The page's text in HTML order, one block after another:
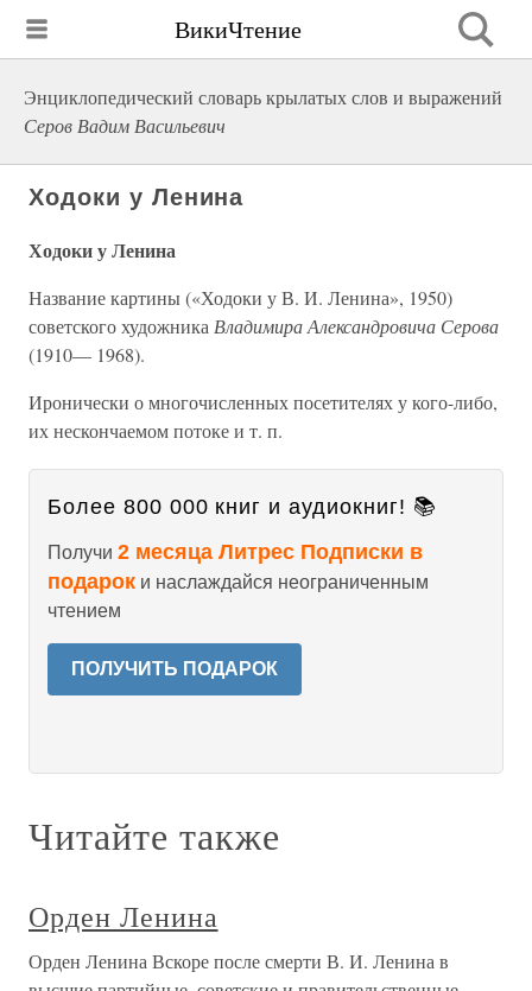
ВикиЧтение
Энциклопедический словарь крылатых слов и выражений
Серов Вадим Васильевич
Ходоки у Ленина
Ходоки у Ленина
Название картины («Ходоки у В. И. Ленина», 1950)
советского художника Владимира Александровича Серова
(1910— 1968).
Иронически о многочисленных посетителях у кого-либо,
их нескончаемом потоке и т. п.
Более 800 000 книг и аудиокниг! 📚
Получи 2 месяца Литрес Подписки в
подарок и наслаждайся неограниченным
чтением
ПОЛУЧИТЬ ПОДАРОК
Читайте также
Орден Ленина
Орден Ленина Вскоре после смерти В. И. Ленина в